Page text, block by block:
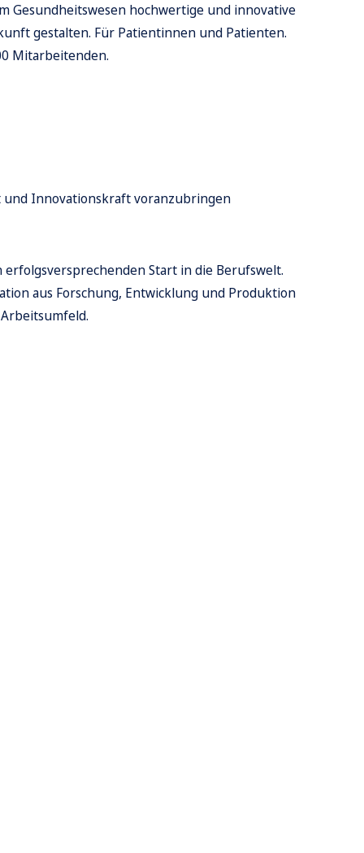
Gesundheitswesen hochwertige und innovative
gestalten. Für Patientinnen und Patienten.
Mitarbeitenden.
Innovationskraft voranzubringen
erfolgsversprechendenStart in die Berufswelt.
aus Forschung, Entwicklung und Produktion